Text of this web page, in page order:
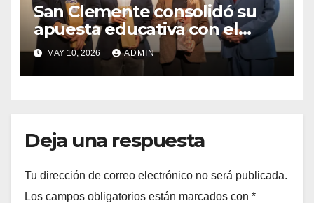
San Clemente consolidó su
apuesta educativa con el
lanzamiento del
Preuniversitario Brotes 2026
MAY 10, 2026 ADMIN
Deja una respuesta
Tu dirección de correo electrónico no será publicada.
Los campos obligatorios están marcados con *